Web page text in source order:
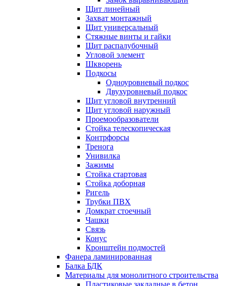
Щит линейный
Захват монтажный
Щит универсальный
Стяжные винты и гайки
Щит распалубочный
Угловой элемент
Шкворень
Подкосы
Одноуровневый подкос
Двухуровневый подкос
Щит угловой внутренний
Щит угловой наружный
Проемообразователи
Стойка телескопическая
Контрфорсы
Тренога
Унивилка
Зажимы
Стойка стартовая
Стойка доборная
Ригель
Трубки ПВХ
Домкрат стоечный
Чашки
Связь
Конус
Кронштейн подмостей
Фанера ламинированная
Балка БДК
Материалы для монолитного строительства